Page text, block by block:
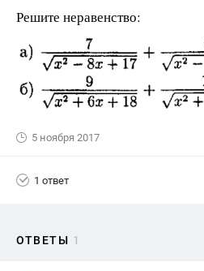
Решите неравенство:
5 ноября 2017
1 ответ
ОТВЕТЫ 1